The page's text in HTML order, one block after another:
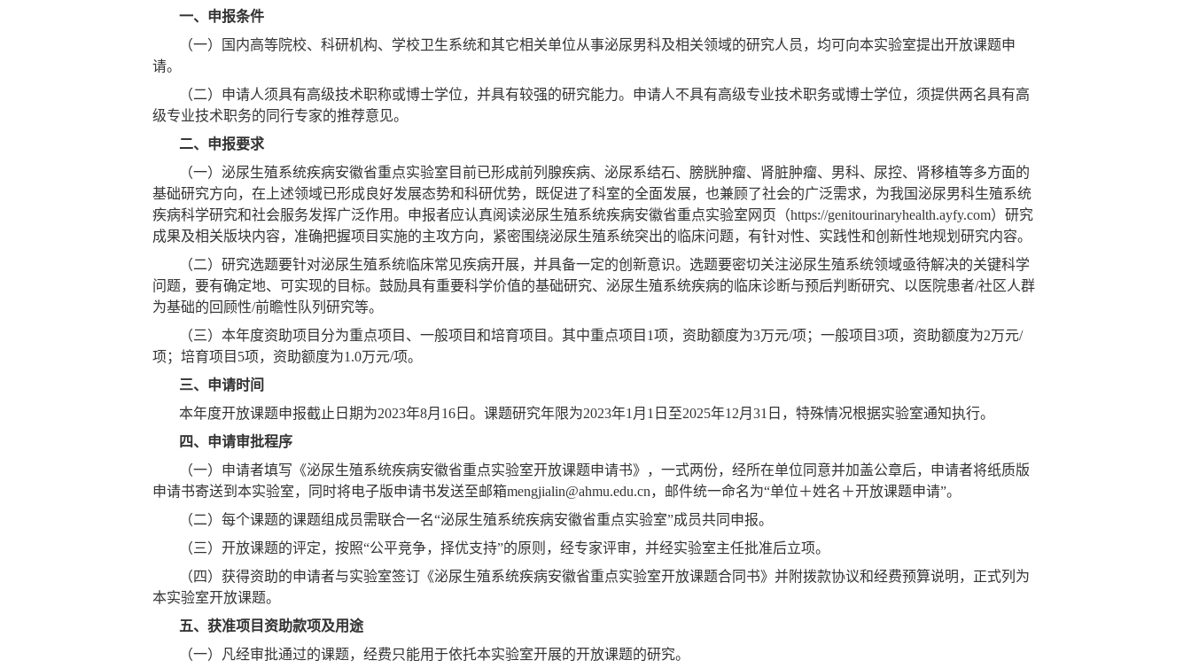
一、申报条件
（一）国内高等院校、科研机构、学校卫生系统和其它相关单位从事泌尿男科及相关领域的研究人员，均可向本实验室提出开放课题申
请。
（二）申请人须具有高级技术职称或博士学位，并具有较强的研究能力。申请人不具有高级专业技术职务或博士学位，须提供两名具有高
级专业技术职务的同行专家的推荐意见。
二、申报要求
（一）泌尿生殖系统疾病安徽省重点实验室目前已形成前列腺疾病、泌尿系结石、膀胱肿瘤、肾脏肿瘤、男科、尿控、肾移植等多方面的
基础研究方向，在上述领域已形成良好发展态势和科研优势，既促进了科室的全面发展，也兼顾了社会的广泛需求，为我国泌尿男科生殖系统
疾病科学研究和社会服务发挥广泛作用。申报者应认真阅读泌尿生殖系统疾病安徽省重点实验室网页（https://genitourinaryhealth.ayfy.com）研究
成果及相关版块内容，准确把握项目实施的主攻方向，紧密围绕泌尿生殖系统突出的临床问题，有针对性、实践性和创新性地规划研究内容。
（二）研究选题要针对泌尿生殖系统临床常见疾病开展，并具备一定的创新意识。选题要密切关注泌尿生殖系统领域亟待解决的关键科学
问题，要有确定地、可实现的目标。鼓励具有重要科学价值的基础研究、泌尿生殖系统疾病的临床诊断与预后判断研究、以医院患者/社区人群
为基础的回顾性/前瞻性队列研究等。
（三）本年度资助项目分为重点项目、一般项目和培育项目。其中重点项目 1项，资助额度为3万元/项；一般项目3项，资助额度为2万元/
项；培育项目 5项，资助额度为1.0万元/项。
三、申请时间
本年度开放课题申报截止日期为2023年8月 16 日。课题研究年限为2023年1 月 1 日至2025年12月 31 日，特殊情况根据实验室通知执行。
四、申请审批程序
（一）申请者填写《泌尿生殖系统疾病安徽省重点实验室开放课题申请书》，一式两份，经所在单位同意并加盖公章后，申请者将纸质版
申请书寄送到本实验室，同时将电子版申请书发送至邮箱mengjialin@ahmu.edu.cn，邮件统一命名为“单位＋姓名＋开放课题申请”。
（二）每个课题的课题组成员需联合一名“泌尿生殖系统疾病安徽省重点实验室”成员共同申报。
（三）开放课题的评定，按照“公平竞争，择优支持”的原则，经专家评审，并经实验室主任批准后立项。
（四）获得资助的申请者与实验室签订《泌尿生殖系统疾病安徽省重点实验室开放课题合同书》并附拨款协议和经费预算说明，正式列为
本实验室开放课题。
五、获准项目资助款项及用途
（一）凡经审批通过的课题，经费只能用于依托本实验室开展的开放课题的研究。